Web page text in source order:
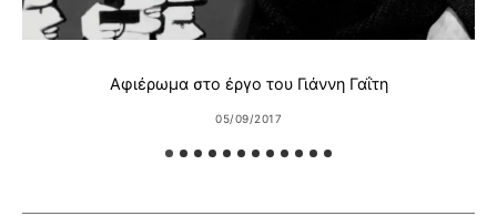
Αφιέρωμα στο έργο του Γιάννη Γαΐτη
05/09/2017